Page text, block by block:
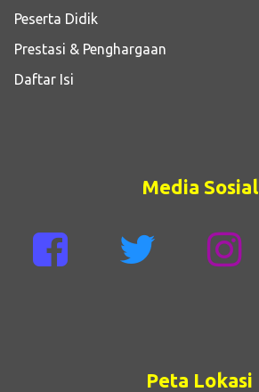
Peserta Didik
Prestasi & Penghargaan
Daftar Isi
Media Sosial
Peta Lokasi